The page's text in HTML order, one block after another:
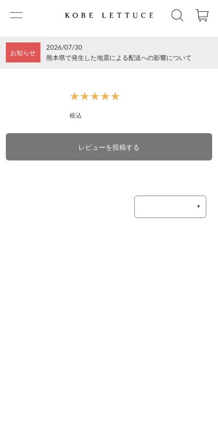
お知らせ
2026/07/30
熊本県で発生した地震による配送への影響について
★★★★★
★★★★★
税込
レビューを投稿する